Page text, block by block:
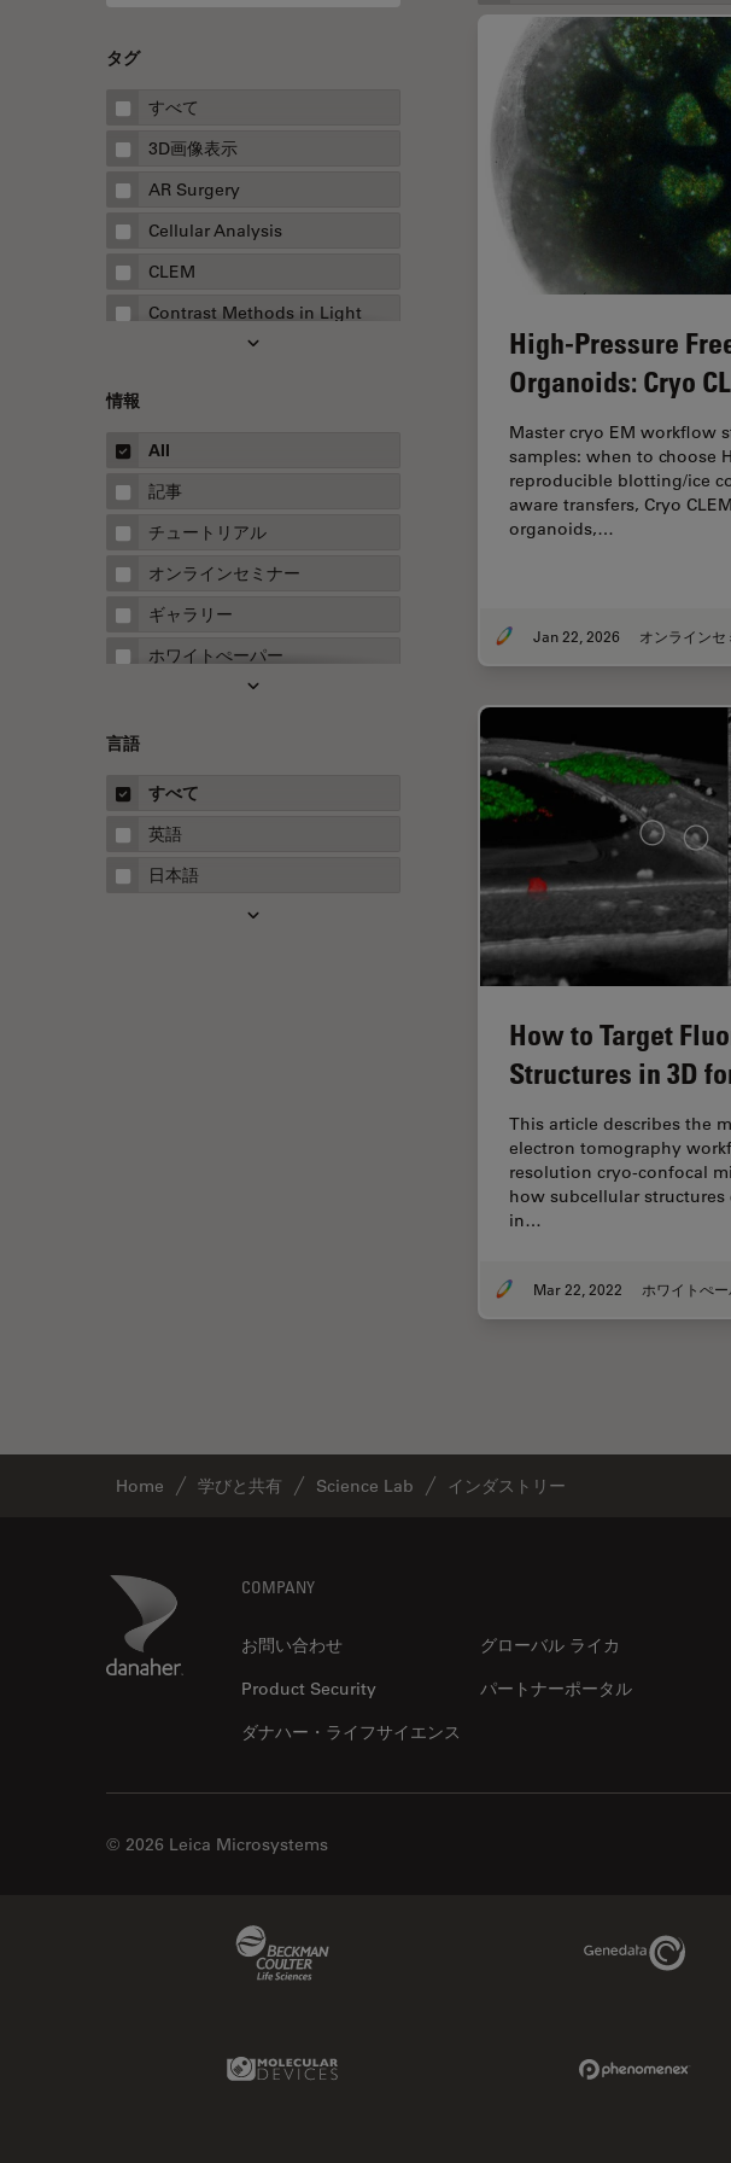
タグ
すべて
3D画像表示
AR Surgery
Cellular Analysis
CLEM
Contrast Methods in Light
FLIM（蛍光寿命イメージング顕
微鏡法）
FluoSync
FRAP
FRET
Fテクニック
ウルトラミクロトーム
エルゴノミクス
エレクトロニクスのための断面
解析
オックスフォード・センター・
オブ・エクセレンス
オルガノイド＋3D細胞培養
クライオSEM
クリーニング
サンフランシスコ・イノベーシ
ョン・ハブ
情報
All
記事
チュートリアル
オンラインセミナー
ギャラリー
ホワイトぺーパー
ケーススタディ
言語
すべて
英語
日本語
High-Pressure
Organoids: Cryo
Master cryo EM workflow
samples: when to choose
reproducible blotting/ice
aware transfers, Cryo
organoids,…
Jan 22, 2026 オンラインセ
How to Target
Structures in 3D
This article describes the
electron tomography
resolution cryo-confocal
how subcellular
in…
Mar 22, 2022 ホワイトぺ
Home 学びと共有 Science Lab インダストリー
Danaher Logo COMPANY
お問い合わせ
グローバル ライカ
Product Security
パートナーポータル
ダナハー・ライフサイエンス
© 2026 Leica Microsystems
Genedata
Molecular Devices Link